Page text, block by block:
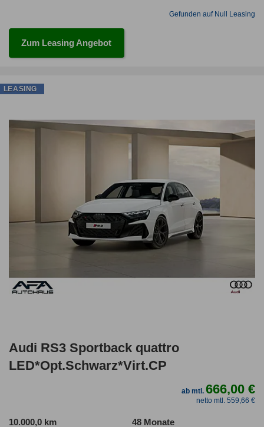
Gefunden auf Null Leasing
Zum Leasing Angebot
Audi RS3 Sportback quattro
LED*Opt.Schwarz*Virt.CP
ab mtl.666,00 €
netto mtl. 559,66 €
10.000,0 km 48 Monate
LEASING